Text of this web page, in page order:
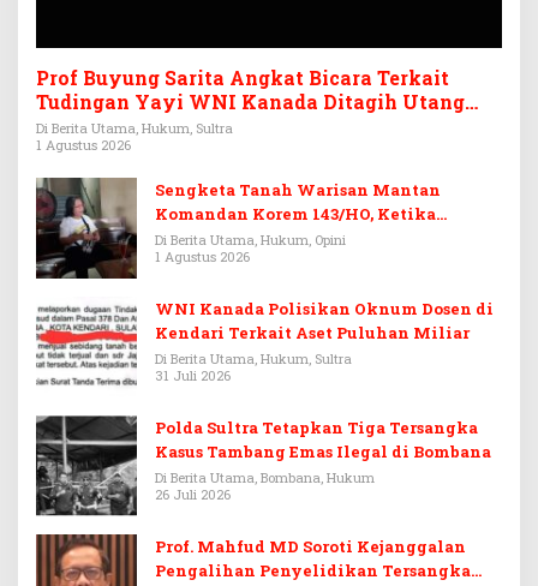
Prof Buyung Sarita Angkat Bicara Terkait
Tudingan Yayi WNI Kanada Ditagih Utang
Rp3,6 Miliar
Di Berita Utama, Hukum, Sultra
1 Agustus 2026
Sengketa Tanah Warisan Mantan
Komandan Korem 143/HO, Ketika
Warisan Menjadi Arena Pemerasan
Di Berita Utama, Hukum, Opini
1 Agustus 2026
WNI Kanada Polisikan Oknum Dosen di
Kendari Terkait Aset Puluhan Miliar
Di Berita Utama, Hukum, Sultra
31 Juli 2026
Polda Sultra Tetapkan Tiga Tersangka
Kasus Tambang Emas Ilegal di Bombana
Di Berita Utama, Bombana, Hukum
26 Juli 2026
Prof. Mahfud MD Soroti Kejanggalan
Pengalihan Penyelidikan Tersangka